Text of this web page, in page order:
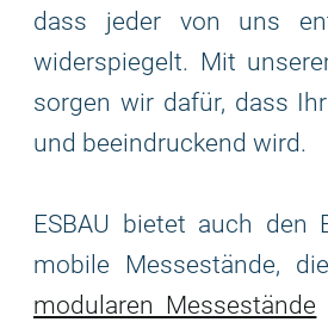
dass jeder von uns
widerspiegelt. Mit
sorgen wir dafür, dass
und beeindruckend wird.
ESBAU bietet auch den
mobile Messestände,
modularen Messestände